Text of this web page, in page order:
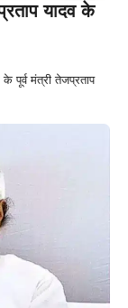
यादव के
पूर्व मंत्री तेजप्रताप